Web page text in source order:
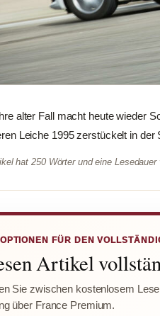
alter Fall macht heute wieder
Leiche 1995 zerstückelt in
hat 250 Wörter und eine
FÜR DEN
Artikel
Sie zwischen kostenlosem
über France Premium.